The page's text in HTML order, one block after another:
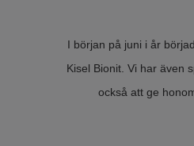
I början på juni i år
Kisel Bionit. Vi har även
också att ge